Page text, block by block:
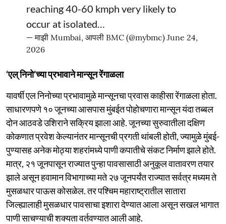
reaching 40-60 kmph very likely to
occur at isolated…
— माझी Mumbai, आपली BMC (@mybmc) June 24,
2026
‘एल् निनो’च्या प्रभावाने मान्सून रेंगाळला
यावर्षी एल निनोच्या प्रभावामुळे मान्सूनचा प्रवास काहीसा रेंगाळला होता.
साधारणपणे १० जूनच्या आसपास मुंबईत पोहोचणारा मान्सून यंदा तब्बल
दोन आठवडे उशिराने सक्रिय झाला आहे. जूनच्या सुरुवातीला दक्षिण
कोकणात प्रवेश केल्यानंतर मान्सूनची प्रगती थांबली होती, ज्यामुळे मुंबई-
पुण्यासह अनेक मोठ्या शहरांमध्ये पाणी कपातीचे संकट निर्माण झाले होते.
मात्र, २१ जूनपासून राज्यात पुन्हा पावसासाठी अनुकूल वातावरण तयार
झाले असून हवामान विभागाच्या मते २७ जूनपर्यंत राज्यात सर्वत्र मध्यम ते
मुसळधार पाऊस कोसळेल. तर पश्चिम महाराष्ट्रातील सातारा
जिल्ह्यालाही मुसळधार पावसाचा इशारा देण्यात आला असून सखल भागात
पाणी साचण्याची शक्यता वर्तवण्यात आली आहे.